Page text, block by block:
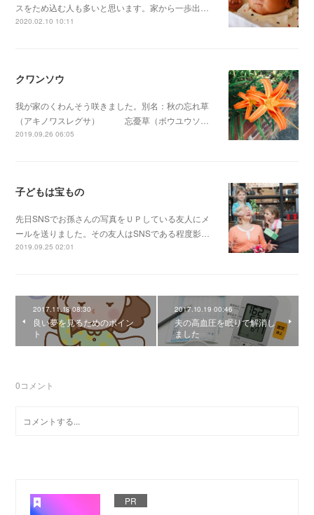
スをため込む人も多いと思います。家から一歩出…
2020.02.10 10:11
クワンソウ
我が家のくわんそう咲きました。別名：秋の忘れ草
（アキノワスレグサ） 忘憂草（ボウユウソ…
2019.09.26 06:05
子どもは宝もの
先日SNSでお孫さんの写真をＵＰしている友人にメ
ールを送りました。その友人はSNSである程度影…
2019.09.25 02:01
2017.11.18 08:30
良い夢を見るためのポイン
ト
2017.10.19 00:46
夫の高血圧を眠りで解消し
ました
0コメント
PR